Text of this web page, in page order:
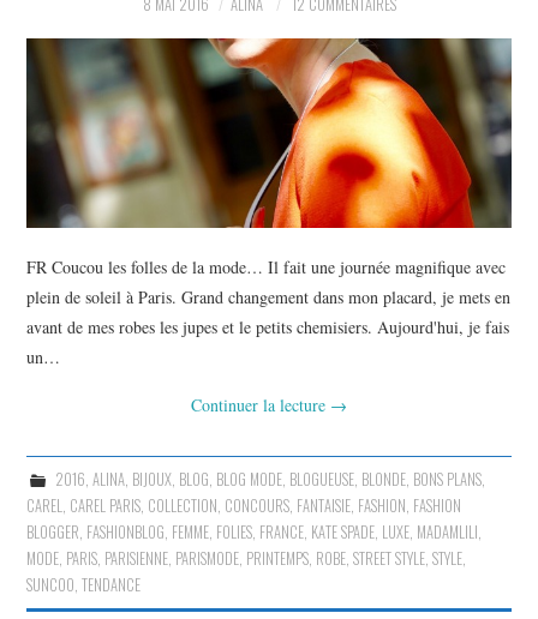
LUXE ET LA BEAUTÉ EN Y
AJOUTANT MON PETIT
GRAIN DE FOLIE ET MES
PETITS TUYAUX…
FR Coucou les folles de la mode… Il fait une journée magnifique avec
plein de soleil à Paris. Grand changement dans mon placard, je mets en
avant de mes robes les jupes et le petits chemisiers. Aujourd'hui, je fais
un…
Continuer la lecture →
2016 ALINA, BIJOUX, BLOG BLOG MODE, BLOGUEUSE, BLONDE, BONS PLANS,
CAREL CAREL PARIS COLLECTION CONCOURS FANTAISIE FASHION FASHION
BLOGGER FASHIONBLOG FEMME FOLIES FRANCE KATE SPADE LUXE MADAMLILI
MODE PARIS PARISIENNE PARISMODE PRINTEMPS ROBE ,STREET STYLE ,STYLE
SUNCOO ,TENDANCE